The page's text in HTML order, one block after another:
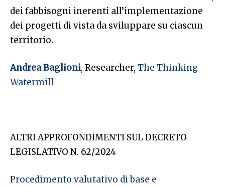
dei fabbisogni inerenti all’implementazione
dei progetti di vista da sviluppare su ciascun
territorio.
Andrea Baglioni, Researcher, The Thinking
Watermill
ALTRI APPROFONDIMENTI SUL DECRETO
LEGISLATIVO N. 62/2024
Procedimento valutativo di base e